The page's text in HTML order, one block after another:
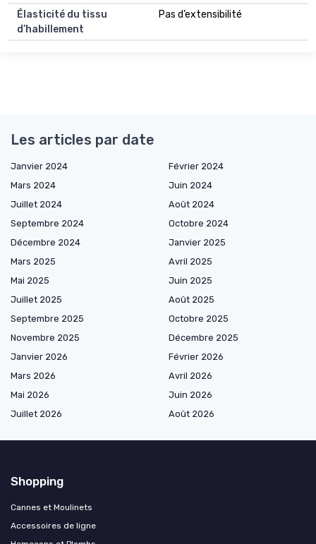
Élasticité du tissu
d’habillement
Pas d’extensibilité
Les articles par date
Janvier 2024
Février 2024
Mars 2024
Juin 2024
Juillet 2024
Août 2024
Septembre 2024
Octobre 2024
Décembre 2024
Janvier 2025
Mars 2025
Avril 2025
Mai 2025
Juin 2025
Juillet 2025
Août 2025
Septembre 2025
Octobre 2025
Novembre 2025
Décembre 2025
Janvier 2026
Février 2026
Mars 2026
Avril 2026
Mai 2026
Juin 2026
Juillet 2026
Août 2026
Shopping
Cannes et Moulinets
Accessoires de ligne